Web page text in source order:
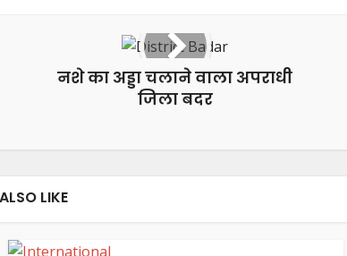
नशे का अड्डा चलाने वाला अपराधी
जिला बदर
LIKE